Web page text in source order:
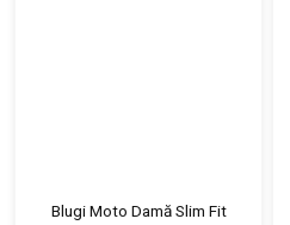
Blugi Moto Damă Slim Fit